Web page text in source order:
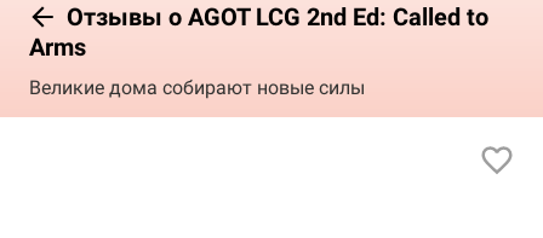
Отзывы о AGOT LCG 2nd Ed: Called to
Arms
Великие дома собирают новые силы